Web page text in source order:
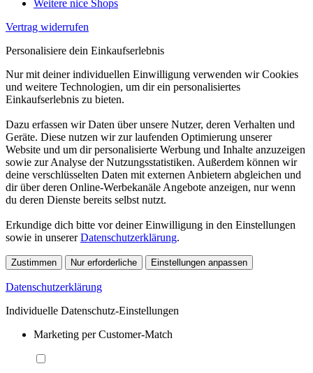
Weitere nice Shops
Vertrag widerrufen
Personalisiere dein Einkaufserlebnis
Nur mit deiner individuellen Einwilligung verwenden wir Cookies
und weitere Technologien, um dir ein personalisiertes
Einkaufserlebnis zu bieten.
Dazu erfassen wir Daten über unsere Nutzer, deren Verhalten und
Geräte. Diese nutzen wir zur laufenden Optimierung unserer
Website und um dir personalisierte Werbung und Inhalte anzuzeigen
sowie zur Analyse der Nutzungsstatistiken. Außerdem können wir
deine verschlüsselten Daten mit externen Anbietern abgleichen und
dir über deren Online-Werbekanäle Angebote anzeigen, nur wenn
du deren Dienste bereits selbst nutzt.
Erkundige dich bitte vor deiner Einwilligung in den Einstellungen
sowie in unsererDatenschutzerklärung.
Zustimmen Nur erforderliche Einstellungen anpassen
Datenschutzerklärung
Individuelle Datenschutz-Einstellungen
Marketing per Customer-Match